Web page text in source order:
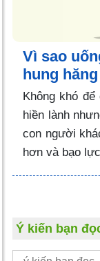
Vì sao
hung
Không khó
hiền lành
con người
hơn và bạo
Ý kiến bạn